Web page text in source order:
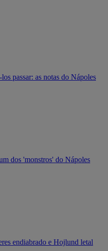
passar: as notas do Nápoles
dos 'monstros' do Nápoles
endiabrado e Hojlund letal